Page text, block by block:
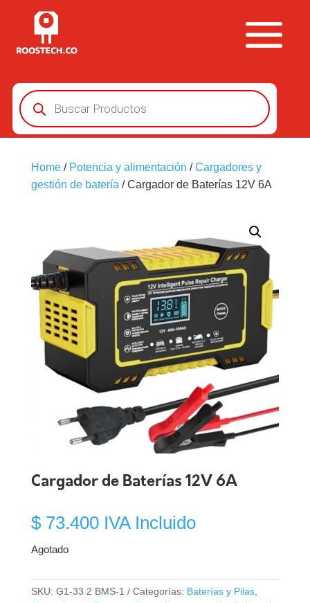
Búsqueda
de
productos
Home/ Potencia y alimentación /Cargadores y
gestión de batería / Cargador de Baterías 12V 6A
Cargador de Baterías 12V 6A
$73.400 IVA Incluido
Agotado
SKU: G1-33 2 BMS-1 Categorías: Baterías y Pilas,